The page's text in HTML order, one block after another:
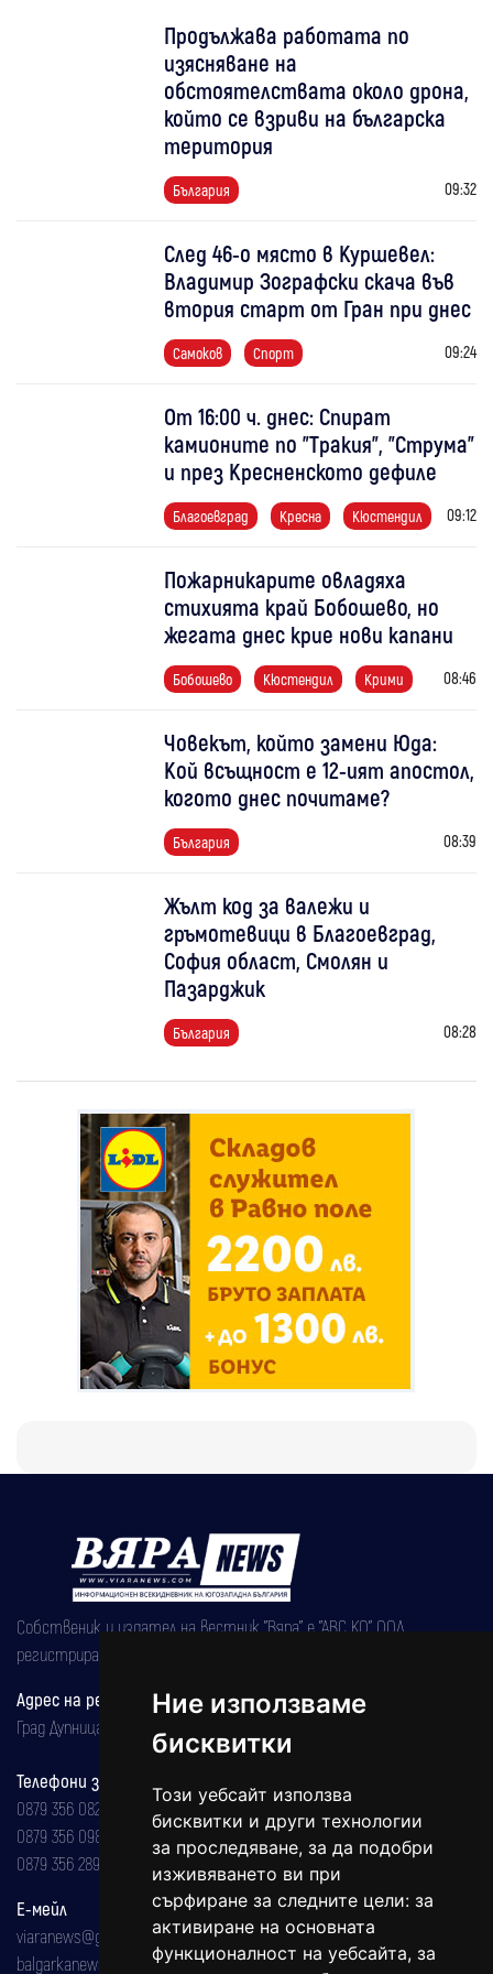
Ние използваме
бисквитки
Този уебсайт използва
бисквитки и други технологии
за проследяване, за да подобри
изживяването ви при
сърфиране за следните цели: за
активиране на основната
функционалност на уебсайта, за
Продължава работата по
изясняване на
обстоятелствата около дрона,
който се взриви на българска
територия
България 09:32
След 46-о място в Куршевел:
Владимир Зографски скача във
втория старт от Гран при днес
Самоков Спорт 09:24
От 16:00 ч. днес: Спират
камионите по "Тракия", "Струма"
и през Кресненското дефиле
Благоевград Кресна Кюстендил 09:12
Пожарникарите овладяха
стихията край Бобошево, но
жегата днес крие нови капани
Бобошево Кюстендил Крими 08:46
Човекът, който замени Юда:
Кой всъщност е 12-ият апостол,
когото днес почитаме?
България 08:39
Жълт код за валежи и
гръмотевици в Благоевград,
София област, Смолян и
Пазарджик
България 08:28
Собственик и издател на вестник "Вяра" е "АВС КО" ООД,
регистрирана на 08.05.2002 година.
Адрес на редакцията
Град Дупница, ул.''Христо Ботев" 43
Телефони за реклама и абонаменти
0879 356 082
0879 356 098
0879 356 289
Е-мейл
viaranews@gmail.com
balgarkanews@gmail.com